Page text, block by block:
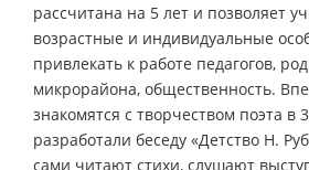
рассчитана на 5 лет и позволяет
возрастные и индивидуальные
привлекать к работе педагогов,
микрорайона, общественность.
знакомятся с творчеством поэта в
разработали беседу «Детство Н.
сами читают стихи, слушают